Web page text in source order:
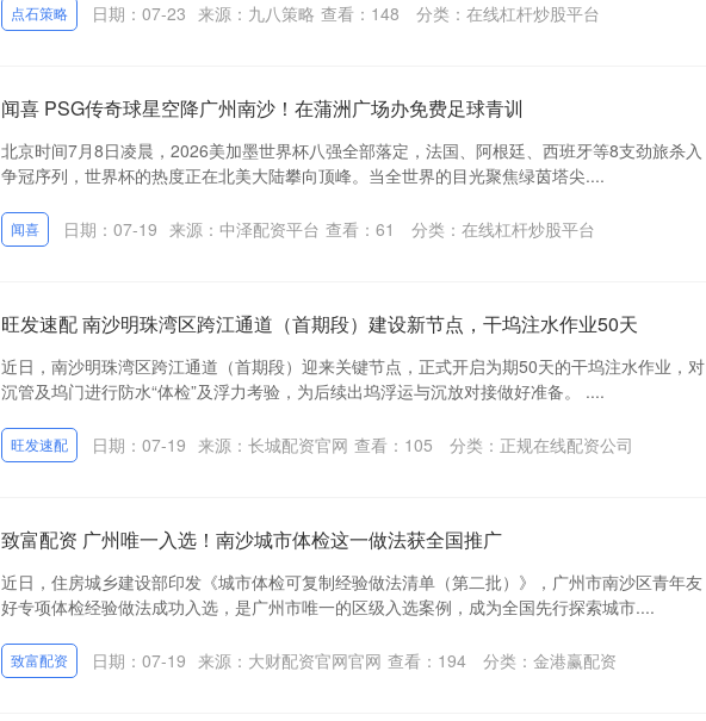
点石策略 日期：07-23 来源：九八策略 查看： 148 分类： 在线杠杆炒股平台
闻喜 PSG传奇球星空降广州南沙！在蒲洲广场办免费足球青训
北京时间7月8日凌晨，2026美加墨世界杯八强全部落定，法国、阿根廷、西班牙等8支劲旅杀入
争冠序列，世界杯的热度正在北美大陆攀向顶峰。当全世界的目光聚焦绿茵塔尖....
闻喜 日期：07-19 来源：中泽配资平台 查看： 61 分类： 在线杠杆炒股平台
旺发速配 南沙明珠湾区跨江通道（首期段）建设新节点，干坞注水作业50天
近日，南沙明珠湾区跨江通道（首期段）迎来关键节点，正式开启为期50天的干坞注水作业，对
沉管及坞门进行防水“体检”及浮力考验，为后续出坞浮运与沉放对接做好准备。 ....
旺发速配 日期：07-19 来源：长城配资官网 查看： 105 分类： 正规在线配资公司
致富配资 广州唯一入选！南沙城市体检这一做法获全国推广
近日，住房城乡建设部印发《城市体检可复制经验做法清单（第二批）》，广州市南沙区青年友
好专项体检经验做法成功入选，是广州市唯一的区级入选案例，成为全国先行探索城市....
致富配资 日期：07-19 来源：大财配资官网官网 查看： 194 分类： 金港赢配资